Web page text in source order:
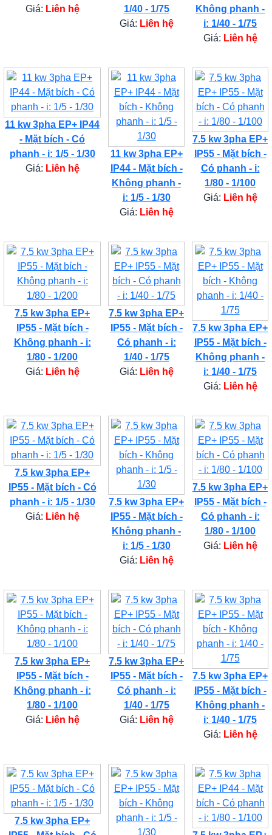
Giá: Liên hệ
1/40 - 1/75
Giá: Liên hệ
Không phanh -
i: 1/40 - 1/75
Giá: Liên hệ
11 kw 3pha EP+ IP44
- Mặt bích - Có
phanh - i: 1/5 - 1/30
Giá: Liên hệ
11 kw 3pha EP+
IP44 - Mặt bích -
Không phanh -
i: 1/5 - 1/30
Giá: Liên hệ
7.5 kw 3pha EP+
IP55 - Mặt bích -
Có phanh - i:
1/80 - 1/100
Giá: Liên hệ
7.5 kw 3pha EP+
IP55 - Mặt bích -
Không phanh - i:
1/80 - 1/200
Giá: Liên hệ
7.5 kw 3pha EP+
IP55 - Mặt bích -
Có phanh - i:
1/40 - 1/75
Giá: Liên hệ
7.5 kw 3pha EP+
IP55 - Mặt bích -
Không phanh -
i: 1/40 - 1/75
Giá: Liên hệ
7.5 kw 3pha EP+
IP55 - Mặt bích - Có
phanh - i: 1/5 - 1/30
Giá: Liên hệ
7.5 kw 3pha EP+
IP55 - Mặt bích -
Không phanh -
i: 1/5 - 1/30
Giá: Liên hệ
7.5 kw 3pha EP+
IP55 - Mặt bích -
Có phanh - i:
1/80 - 1/100
Giá: Liên hệ
7.5 kw 3pha EP+
IP55 - Mặt bích -
Không phanh - i:
1/80 - 1/100
Giá: Liên hệ
7.5 kw 3pha EP+
IP55 - Mặt bích -
Có phanh - i:
1/40 - 1/75
Giá: Liên hệ
7.5 kw 3pha EP+
IP55 - Mặt bích -
Không phanh -
i: 1/40 - 1/75
Giá: Liên hệ
7.5 kw 3pha EP+